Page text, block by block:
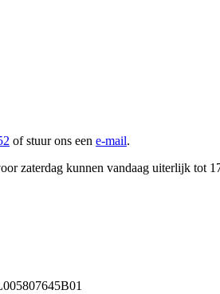
of stuur ons een e-mail.
zaterdag kunnen vandaag uiterlijk tot